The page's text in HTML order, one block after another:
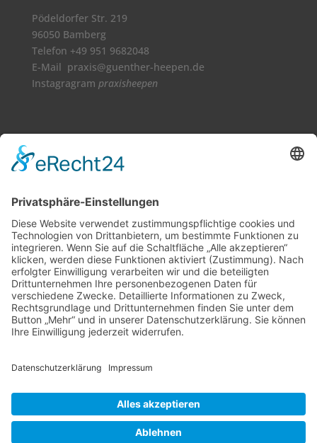
Pödeldorfer Str. 219
96050 Bamberg
Telefon +49 951 9682048
E-Mail praxis@guenther-heepen.de
Instagragram praxisheepen
©OpenStreetMap
Vollbild